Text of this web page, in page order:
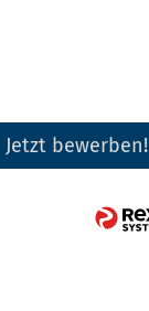
Jetzt bewerben!